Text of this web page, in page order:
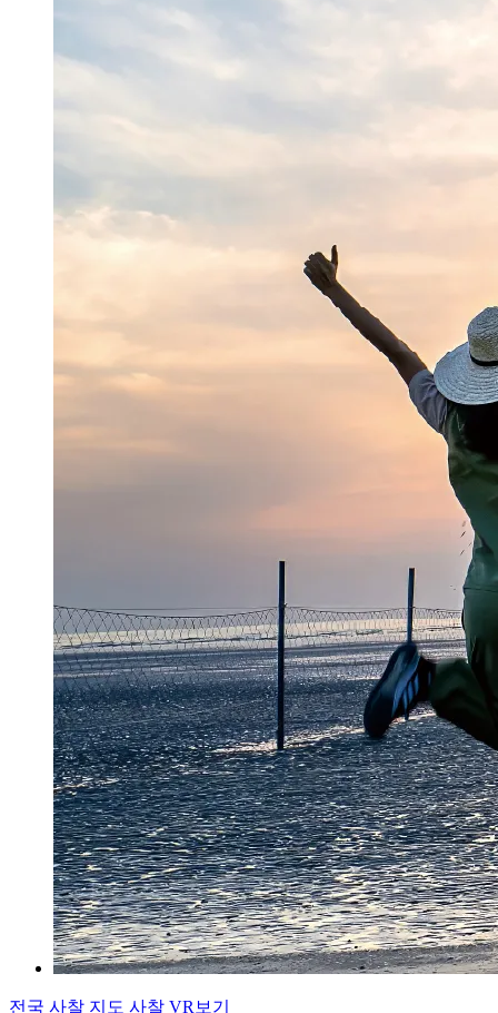
전국 사찰 지도 사찰 VR보기